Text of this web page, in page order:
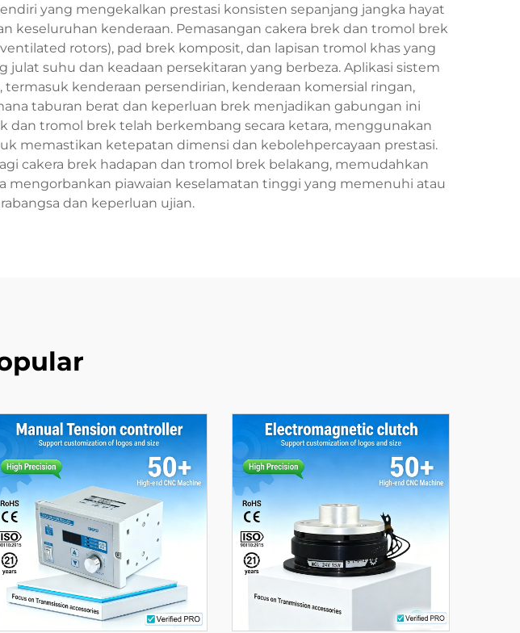
yang mengekalkan prestasi konsisten sepanjang jangka hayat
kenderaan. Pemasangan cakera brek dan tromol brek
rotors), pad brek komposit, dan lapisan tromol khas yang
suhu dan keadaan persekitaran yang berbeza. Aplikasi sistem
kenderaan persendirian, kenderaan komersial ringan,
taburan berat dan keperluan brek menjadikan gabungan ini
tromol brek telah berkembang secara ketara, menggunakan
memastikan ketepatan dimensi dan kebolehpercayaan prestasi.
cakera brek hadapan dan tromol brek belakang, memudahkan
piawaian keselamatan tinggi yang memenuhi atau
dan keperluan ujian.